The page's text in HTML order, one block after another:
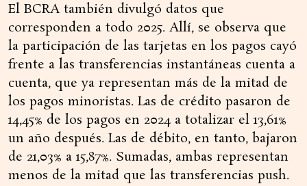
El BCRA también divulgó datos que
corresponden a todo 2025. Allí, se observa que
la participación de las tarjetas en los pagos cayó
frente a las transferencias instantáneas cuenta a
cuenta, que ya representan más de la mitad de
los pagos minoristas. Las de crédito pasaron de
14,45% de los pagos en 2024 a totalizar el 13,61%
un año después. Las de débito, en tanto, bajaron
de 21,03% a 15,87%. Sumadas, ambas representan
menos de la mitad que las transferencias push.